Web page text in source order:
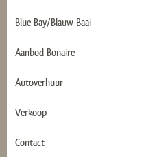
Blue Bay/Blauw Baai
Aanbod Bonaire
Autoverhuur
Verkoop
Contact